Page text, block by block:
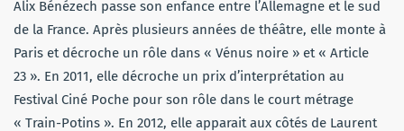
Alix Bénézech passe son enfance entre l’Allemagne et le sud
de la France. Après plusieurs années de théâtre, elle monte à
Paris et décroche un rôle dans « Vénus noire » et « Article
23 ». En 2011, elle décroche un prix d’interprétation au
Festival Ciné Poche pour son rôle dans le court métrage
« Train-Potins ». En 2012, elle apparait aux côtés de Laurent